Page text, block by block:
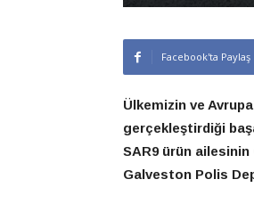
Facebook'ta Paylaş
Ülkemizin ve Avrupa
gerçekleştirdiği
SAR9 ürün
Galveston Polis